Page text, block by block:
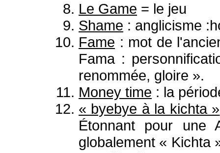
Le Game = le jeu
Shame : anglicisme
Fame : mot de
Fama :
renommée, gloire ».
Money time : la
« byebye à la kichta »
Étonnant pour une
globalement « Kichta